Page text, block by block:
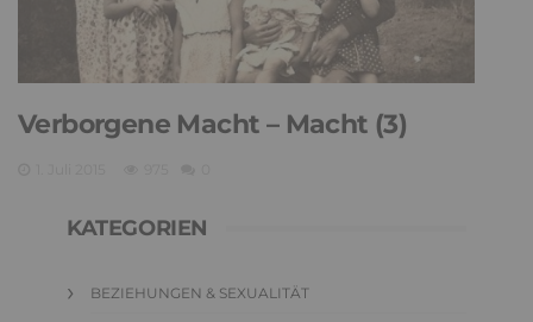
Verborgene Macht – Macht (3)
KATEGORIEN
BEZIEHUNGEN & SEXUALITÄT